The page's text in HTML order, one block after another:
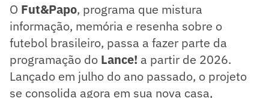
O Fut&Papo, programa que mistura
informação, memória e resenha sobre o
futebol brasileiro, passa a fazer parte da
programação do Lance! a partir de 2026.
Lançado em julho do ano passado, o projeto
se consolida agora em sua nova casa,